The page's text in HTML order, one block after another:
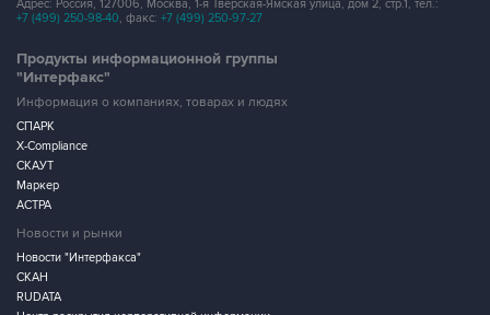
Адрес: Россия, 127006, Москва, 1-я Тверская-Ямская улица, дом 2, стр.1, тел.:
+7 (499) 250-98-40, факс: +7 (499) 250-97-27
Продукты информационной группы
"Интерфакс"
Информация о компаниях, товарах и людях
СПАРК
X-Compliance
СКАУТ
Маркер
АСТРА
Новости и рынки
Новости "Интерфакса"
СКАН
RUDATA